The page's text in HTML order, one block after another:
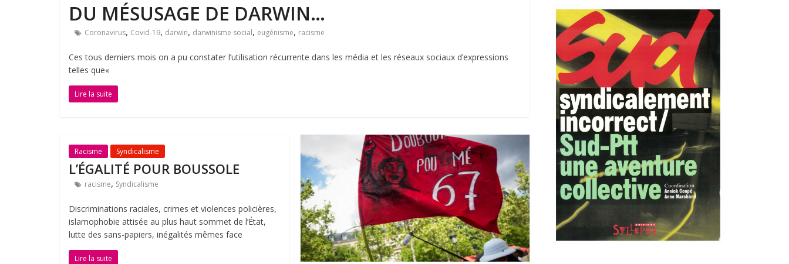
DU MÉSUSAGE DE DARWIN…
Coronavirus, Covid-19, darwin, darwinisme social, eugénisme, racisme
Ces tous derniers mois on a pu constater l’utilisation récurrente dans les média et les réseaux sociaux d’expressions
telles que«
Lire la suite
Racisme Syndicalisme
L’ÉGALITÉ POUR BOUSSOLE
racisme, Syndicalisme
Discriminations raciales, crimes et violences policières,
islamophobie attisée au plus haut sommet de l’État,
lutte des sans-papiers, inégalités mêmes face
Lire la suite